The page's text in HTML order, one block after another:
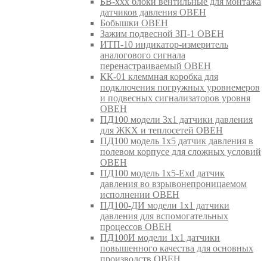
датчиков давления ОВЕН
Бобышки ОВЕН
Зажим подвесной ЗП-1 ОВЕН
ИТП-10 индикатор-измеритель
аналогового сигнала
перенастраиваемый ОВЕН
КК-01 клеммная коробка для
подключения погружных уровнемеров
и подвесных сигнализаторов уровня
ОВЕН
ПД100 модели 3х1 датчики давления
для ЖКХ и теплосетей ОВЕН
ПД100 модель 1х5 датчик давления в
полевом корпусе для сложных условий
ОВЕН
ПД100 модель 1х5-Exd датчик
давления во взрывонепроницаемом
исполнении ОВЕН
ПД100-ДИ модели 1х1 датчики
давления для вспомогательных
процессов ОВЕН
ПД100И модели 1х1 датчики
повышенного качества для основных
производств ОВЕН